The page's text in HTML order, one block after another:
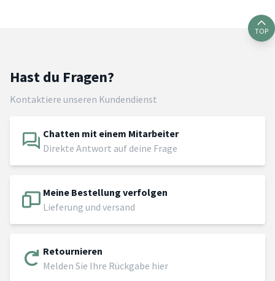
TOP
Hast du Fragen?
Kontaktiere unseren Kundendienst
Chatten mit einem Mitarbeiter
Direkte Antwort auf deine Frage
Meine Bestellung verfolgen
Lieferung und versand
Retournieren
Melden Sie Ihre Rückgabe hier